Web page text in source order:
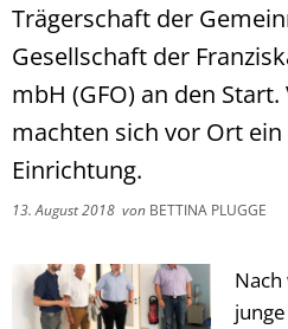
Trägerschaft der
Gesellschaft der
mbH (GFO) an den
machten sich vor Ort
Einrichtung.
13. August 2018 von BETTINA PLUGGE